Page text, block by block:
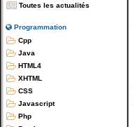
Toutes les actualités
Programmation
Cpp
Java
HTML4
XHTML
CSS
Javascript
Php